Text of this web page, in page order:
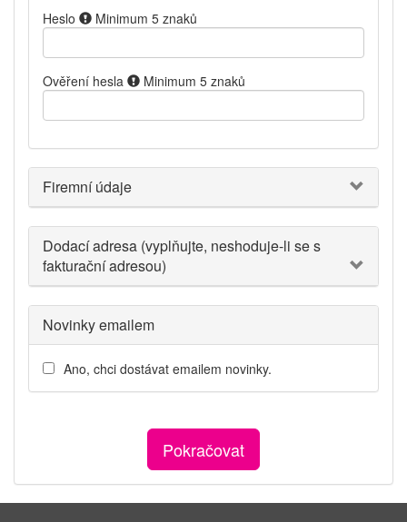
Heslo Minimum 5 znaků
Ověření hesla Minimum 5 znaků
Firemní údaje
Dodací adresa (vyplňujte, neshoduje-li se s
fakturační adresou)
Novinky emailem
Ano, chci dostávat emailem novinky.
Pokračovat